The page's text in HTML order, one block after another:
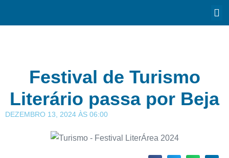
Festival de Turismo
Literário passa por Beja
DEZEMBRO 13, 2024 ÀS 06:00